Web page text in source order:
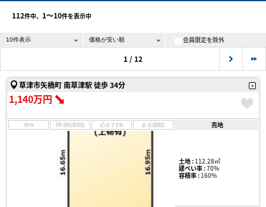
112件中、 1〜10件を表示中
会員限定を除外
1 / 12
草津市矢橋町 南草津駅 徒歩 34分
1,140万円
NEW 現地見学会 おすすめ 会員限定 売地
土地 :112.28㎡
建ぺい率 :70%
容積率 :160%